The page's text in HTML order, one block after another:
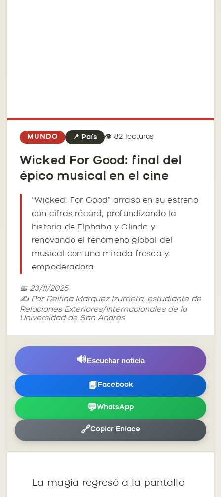
MUNDO 📍 País 👁️ 82 lecturas
Wicked For Good: final del
épico musical en el cine
“Wicked: For Good” arrasó en su estreno
con cifras récord, profundizando la
historia de Elphaba y Glinda y
renovando el fenómeno global del
musical con una mirada fresca y
empoderadora
📅 23/11/2025
✍️ Por Delfina Marquez Izurrieta, estudiante de
Relaciones Exteriores/Internacionales de la
Universidad de San Andrés
🔊Escuchar noticia
📘 Facebook
💬WhatsApp
🔗Copiar Enlace
La magia regresó a la pantalla